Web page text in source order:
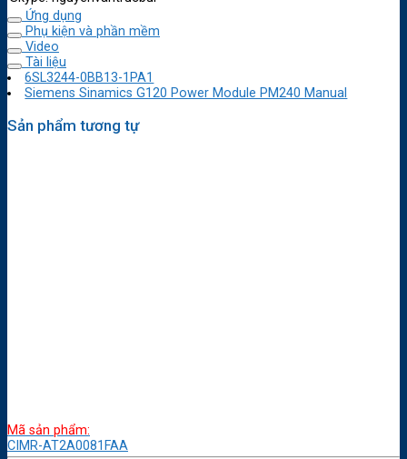
Ứng dụng
Phụ kiện và phần mềm
Video
Tài liệu
6SL3244-0BB13-1PA1
Siemens Sinamics G120 Power Module PM240 Manual
Sản phẩm tương tự
Mã sản phẩm:
CIMR-AT2A0081FAA